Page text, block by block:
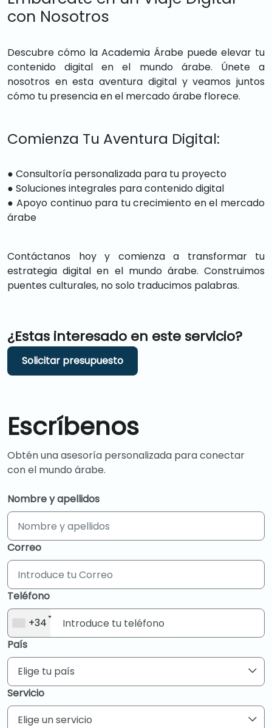
con Nosotros
Descubre cómo la Academia Árabe puede elevar tu
contenido digital en el mundo árabe. Únete a
nosotros en esta aventura digital y veamos juntos
cómo tu presencia en el mercado árabe florece.
Comienza Tu Aventura Digital:
● Consultoría personalizada para tu proyecto
● Soluciones integrales para contenido digital
● Apoyo continuo para tu crecimiento en el mercado
árabe
Contáctanos hoy y comienza a transformar tu
estrategia digital en el mundo árabe. Construimos
puentes culturales, no solo traducimos palabras.
¿Estas interesado en este servicio?
Solicitar presupuesto
Escríbenos
Obtén una asesoría personalizada para conectar
con el mundo árabe.
Nombre y apellidos
Correo
Teléfono
+34
País
Elige tu país
Servicio
Elige un servicio